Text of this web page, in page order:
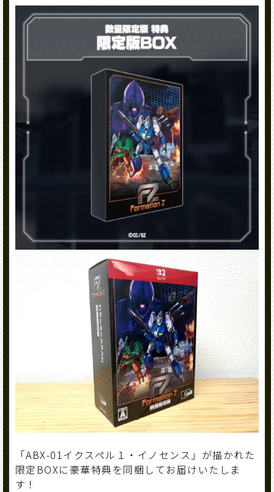
「ABX-01イクスペル１・イノセンス」が描かれた
限定BOXに豪華特典を同梱してお届けいたしま
す！